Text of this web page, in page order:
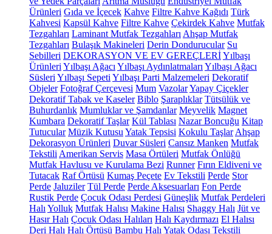
Ürünleri Gıda ve İçecek Kahve Filtre Kahve Kağıdı Türk
Kahvesi Kapsül Kahve Filtre Kahve Çekirdek Kahve Mutfak
Tezgahları Laminant Mutfak Tezgahları Ahşap Mutfak
Tezgahları Bulaşık Makineleri Derin Dondurucular Su
Sebilleri DEKORASYON VE EV GEREÇLERİYılbaşı
Ürünleri Yılbaşı Ağacı Yılbaşı Aydınlatmaları Yılbaşı Ağacı
Süsleri Yılbaşı Sepeti Yılbaşı Parti Malzemeleri Dekoratif
Objeler Fotoğraf Çerçevesi Mum VazolarYapay Çiçekler
Dekoratif Tabak ve Kaseler Biblo Şaraplıklar Tütsülük ve
Buhurdanlık Mumluklar ve Şamdanlar Meyvelik Magnet
Kumbara Dekoratif Taşlar Kül Tablası Nazar Boncuğu Kitap
Tutucular Müzik Kutusu Yatak Tepsisi Kokulu Taşlar Ahşap
Dekorasyon Ürünleri Duvar Süsleri Cansız Manken Mutfak
Tekstili Amerikan Servis Masa Örtüleri Mutfak Önlüğü
Mutfak Havlusu ve Kurulama Bezi Runner Fırın Eldiveni ve
Tutacak Raf Örtüsü Kumaş Peçete Ev Tekstili Perde Stor
Perde Jaluziler Tül Perde Perde Aksesuarları Fon Perde
Rustik Perde Çocuk Odası Perdesi Güneşlik Mutfak Perdeleri
Halı Yolluk Mutfak Halısı Makine Halısı Shaggy Halı Jüt ve
Hasır Halı Çocuk Odası Halıları Halı Kaydırmazı El Halısı
Deri Halı Halı Örtüsü Bambu Halı Yatak Odası Tekstili